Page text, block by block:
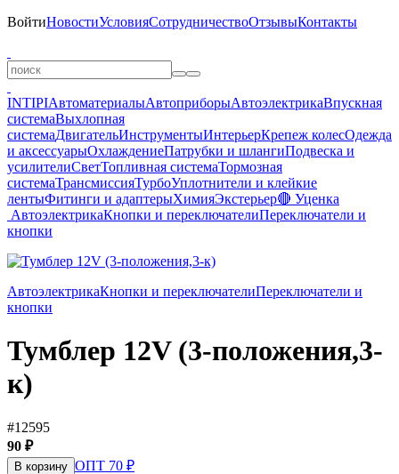
ВойтиНовостиУсловияСотрудничествоОтзывыКонтакты
INTIPIАвтоматериалыАвтоприборыАвтоэлектрикаВпускная
системаВыхлопная
системаДвигательИнструментыИнтерьерКрепеж колесОдежда
и аксессуарыОхлаждениеПатрубки и шлангиПодвеска и
усилителиСветТопливная системаТормозная
системаТрансмиссияТурбоУплотнители и клейкие
лентыФитинги и адаптерыХимияЭкстерьер🔴 Уценка
АвтоэлектрикаКнопки и переключателиПереключатели и
кнопки
АвтоэлектрикаКнопки и переключателиПереключатели и
кнопки
Тумблер 12V (3-положения,3-
к)
#12595
90 ₽
В корзину ОПТ 70 ₽